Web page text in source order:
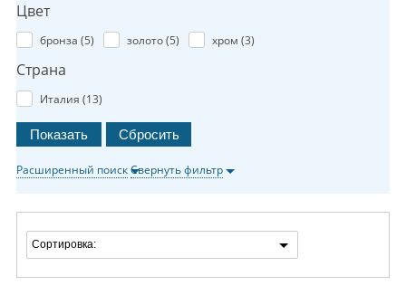
Цвет
бронза (5) золото (5) хром (3)
Страна
Италия (13)
Расширенный поискСвернуть фильтр
Сортировка: